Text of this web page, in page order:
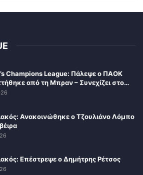
Champions League: Πάλεψε ο ΠΑΟΚ
από τη Μπραν – Συνεχίζει στο…
Ανακοινώθηκε ο Τζουλιάνο Λόμπο
Επέστρεψε ο Δημήτρης Ρέτσος